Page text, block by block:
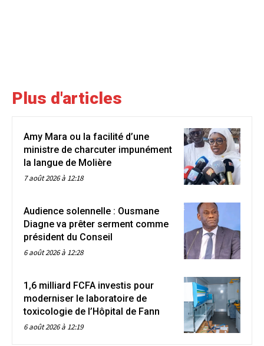
Plus d'articles
Amy Mara ou la facilité d’une
ministre de charcuter impunément
la langue de Molière
7 août 2026 à 12:18
Audience solennelle : Ousmane
Diagne va prêter serment comme
président du Conseil
6 août 2026 à 12:28
1,6 milliard FCFA investis pour
moderniser le laboratoire de
toxicologie de l’Hôpital de Fann
6 août 2026 à 12:19